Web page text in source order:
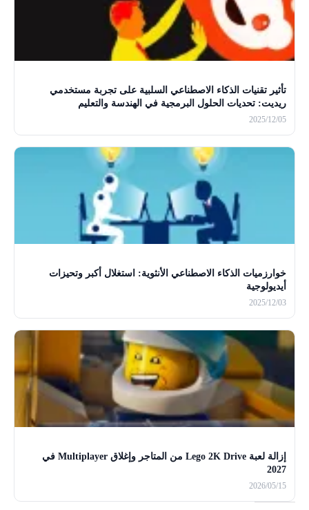
تأثير تقنيات الذكاء الاصطناعي السلبية على تجربة مستخدمي
ريديت: تحديات الحلول البرمجية في الهندسة والتعليم
2025/12/05
خوارزميات الذكاء الاصطناعي الأنثوية: استغلال أكبر وتحيزات
أيديولوجية
2025/12/03
إزالة لعبة Lego 2K Drive من المتاجر وإغلاق Multiplayer في
2027
2026/05/15